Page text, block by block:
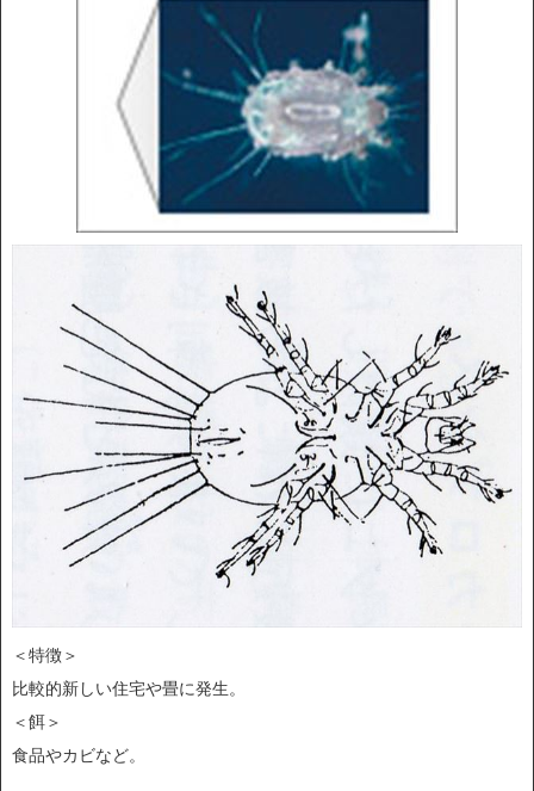
＜特徴＞
比較的新しい住宅や畳に発生。
＜餌＞
食品やカビなど。